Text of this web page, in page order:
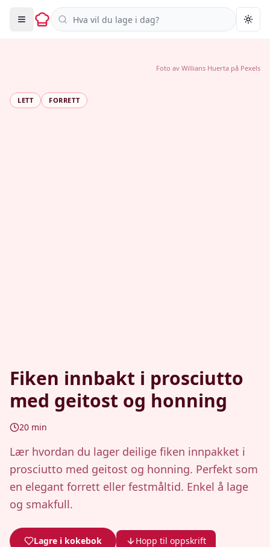
Søk i oppskrifter
LETT FORRETT
Fiken innbakt i prosciutto
med geitost og honning
20 min
Lær hvordan du lager deilige fiken innpakket i
prosciutto med geitost og honning. Perfekt som
en elegant forrett eller festmåltid. Enkel å lage
og smakfull.
Lagre i kokebok Hopp til oppskrift
Foto av Willians Huerta på Pexels